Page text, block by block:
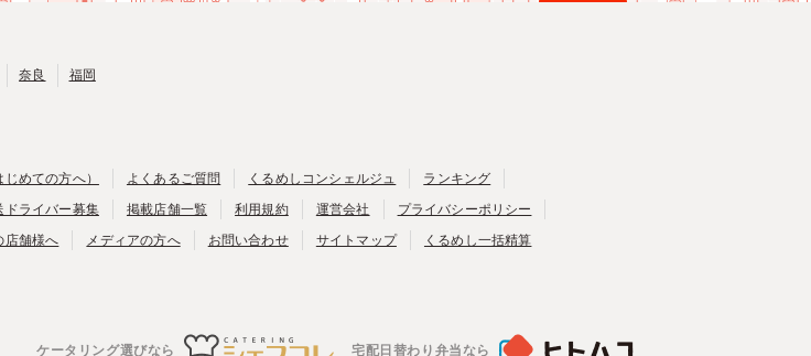
奈良 福岡
めての方へ） よくあるご質問 くるめしコンシェルジュ
ランキング
ドライバー募集 掲載店舗一覧 利用規約 運営会社
プライバシーポリシー
店舗様へ メディアの方へ お問い合わせ サイトマップ くるめし一括精算
ケータリング選びなら 宅配日替わり弁当なら